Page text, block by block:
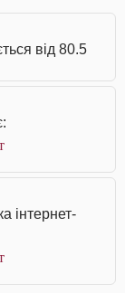
від 80.5
інтернет-